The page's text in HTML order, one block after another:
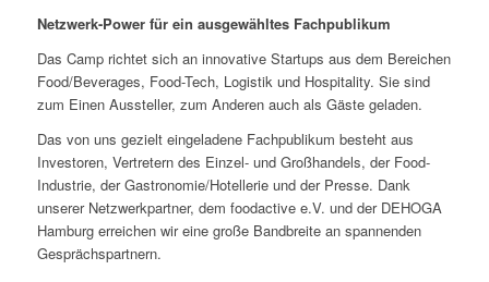
Netzwerk-Power für ein ausgewähltes Fachpublikum
Das Camp richtet sich an innovative Startups aus dem Bereichen
Food/Beverages, Food-Tech, Logistik und Hospitality. Sie sind
zum Einen Aussteller, zum Anderen auch als Gäste geladen.
Das von uns gezielt eingeladene Fachpublikum besteht aus
Investoren, Vertretern des Einzel- und Großhandels, der Food-
Industrie, der Gastronomie/Hotellerie und der Presse. Dank
unserer Netzwerkpartner, dem foodactive e.V. und der DEHOGA
Hamburg erreichen wir eine große Bandbreite an spannenden
Gesprächspartnern.